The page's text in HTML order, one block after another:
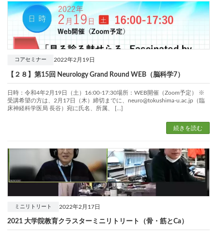
2022年2月19日
コアセミナー
【２８】第15回 Neurology Grand Round WEB（脳科学7）
日時：令和4年2月19日（土）16:00-17:30場所：WEB開催（Zoom予定） ※
受講希望の方は、2月17日（木）締切までに、neuro@tokushima-u.ac.jp（臨
床神経科学医局 長谷）宛に氏名、所属、 […]
続きを読む
2022年2月17日
ミニリトリート
2021 大学院教育クラスターミニリトリート（骨・筋とCa）